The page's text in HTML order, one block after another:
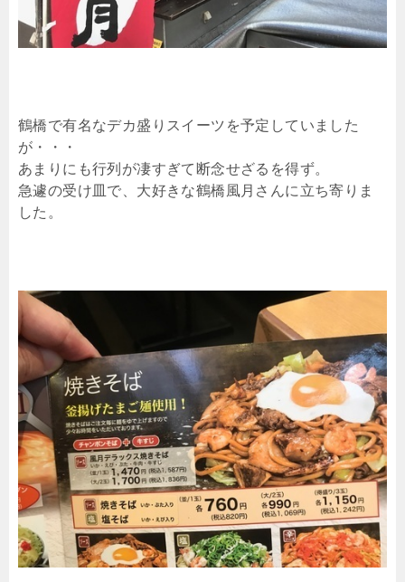
鶴橋で有名なデカ盛りスイーツを予定していました
が・・・
あまりにも行列が凄すぎて断念せざるを得ず。
急遽の受け皿で、大好きな鶴橋風月さんに立ち寄りま
した。